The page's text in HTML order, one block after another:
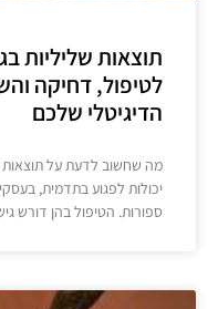
תוצאות שליליות
לטיפול, דחיקה
הדיגיטלי שלכם
מה שחשוב לדעת על תוצאות
יכולות לפגוע בתדמית,
ספורות. הטיפול בהן דורש